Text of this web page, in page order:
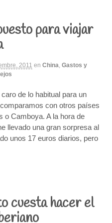
para viajar
2011 en China, Gastos y
de lo habitual para un
con otros países
o Camboya. A la hora de
llevado una gran sorpresa al
unos 17 euros diarios, pero
cuesta hacer el